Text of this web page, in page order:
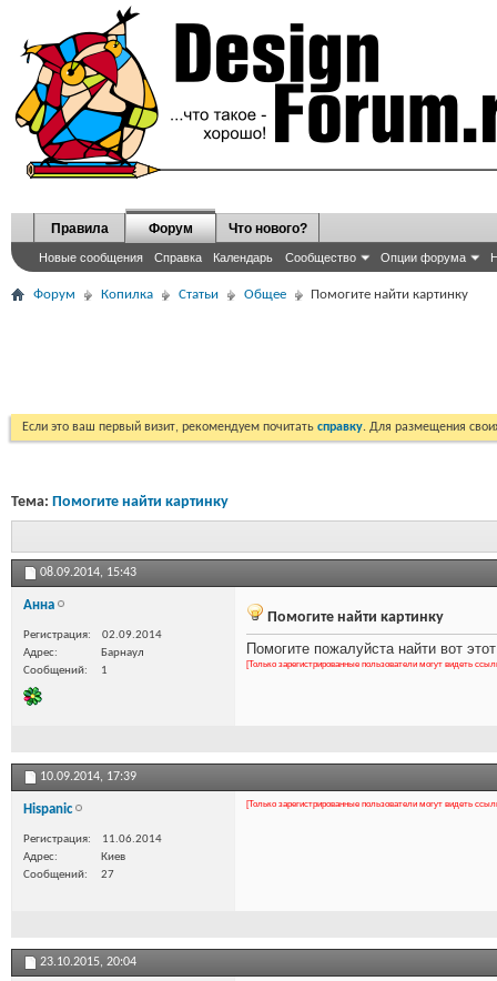
Правила Форум
Новые сообщения Справка Календарь Сообщество Опции форума
Что нового?
Форум Копилка Статьи Общее Помогите найти картинку
Если это ваш первый визит, рекомендуем почитать справку. Для размещения
Тема: Помогите найти картинку
08.09.2014, 15:43
Анна
Регистрация
02.09.2014
Адрес
Барнаул
Сообщений
1
Помогите найти картинку
Помогите пожалуйста найти вот
[Только зарегистрированные пользователи могут видеть
10.09.2014, 17:39
Hispanic
Регистрация
11.06.2014
Адрес
Киев
Сообщений
27
[Только зарегистрированные пользователи могут видеть
23.10.2015, 20:04